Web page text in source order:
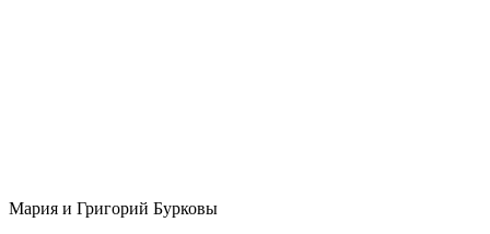
Мария и Григорий Бурковы